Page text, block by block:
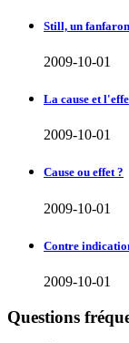
Still, un
2009-10-01
La cause et
2009-10-01
Cause ou effet ?
2009-10-01
Contre
2009-10-01
Questions